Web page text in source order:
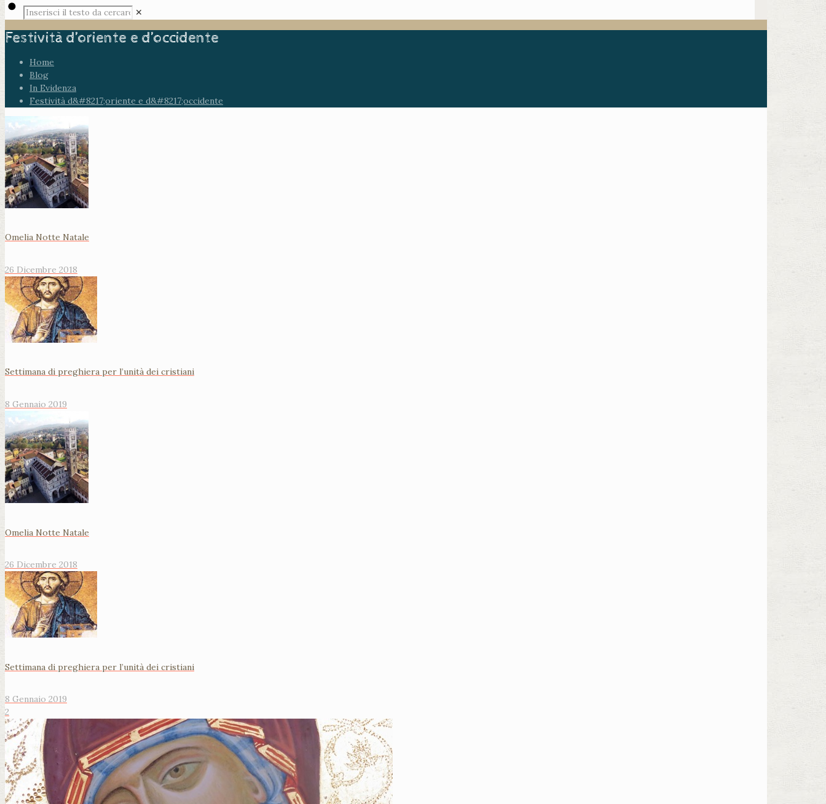
✕
Festività d’oriente e d’occidente
Home
Blog
In Evidenza
Festività d&#8217;oriente e d&#8217;occidente
Omelia Notte Natale
26 Dicembre 2018
Settimana di preghiera per l’unità dei cristiani
8 Gennaio 2019
Omelia Notte Natale
26 Dicembre 2018
Settimana di preghiera per l’unità dei cristiani
8 Gennaio 2019
2